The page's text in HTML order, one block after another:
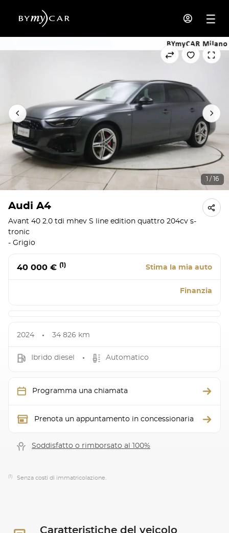
1 / 16
Audi A4
Avant 40 2.0 tdi mhev S line edition quattro 204cv s-
tronic
- Grigio
40 000 € (1) Stima la mia auto
Finanzia
2024 34 826 km
Ibrido diesel Automatico
Programma una chiamata
Prenota un appuntamento in concessionaria
Soddisfatto o rimborsato al 100%
(1) Senza costi di immatricolazione.
Caratteristiche del veicolo